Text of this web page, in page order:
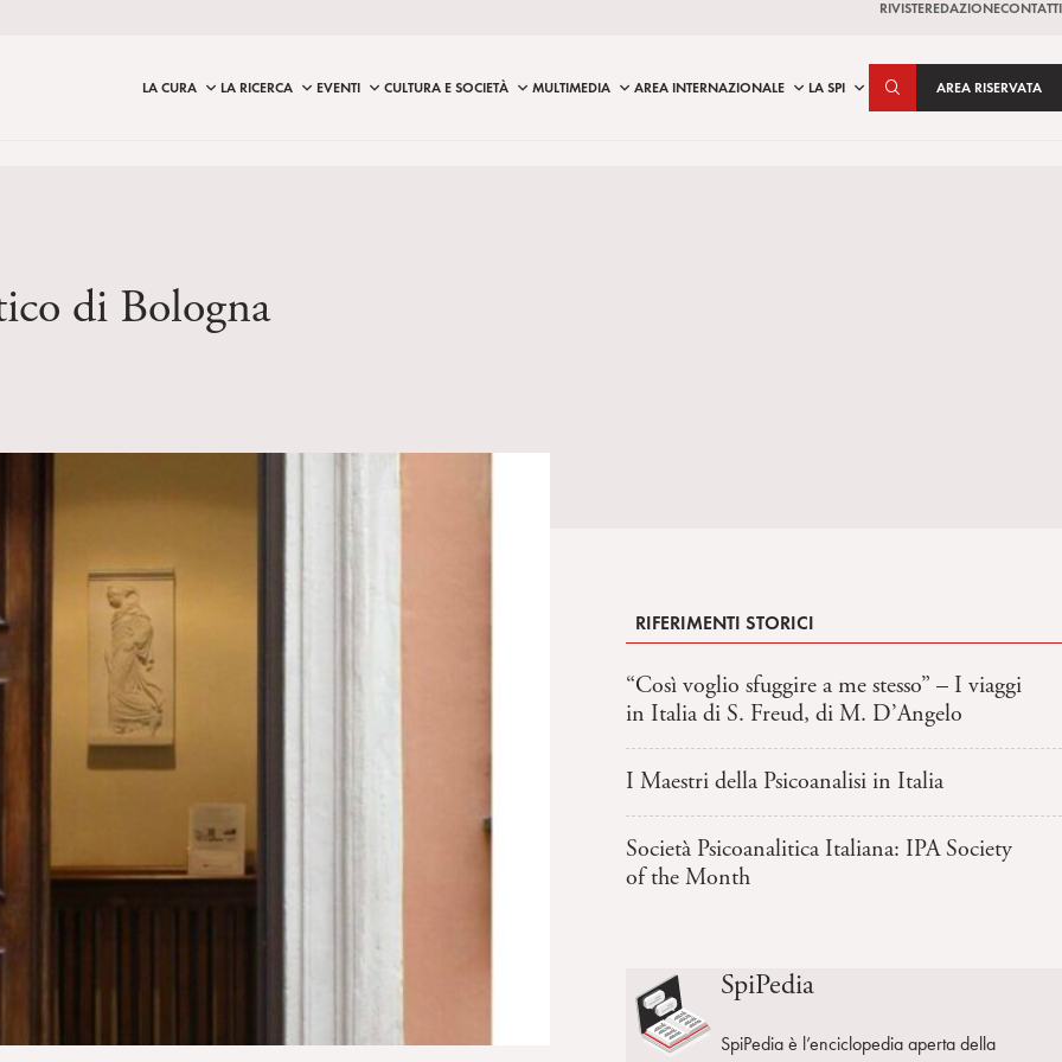
RIVISTEREDAZIONECONTATTI
LA CURA LA RICERCA EVENTI CULTURA E SOCIETÀ MULTIMEDIA AREA INTERNAZIONALE LA SPI AREA RISERVATA
di Bologna
RIFERIMENTI STORICI
“Così voglio sfuggire a me stesso” – I viaggi
in Italia di S. Freud, di M. D’Angelo
I Maestri della Psicoanalisi in Italia
Società Psicoanalitica Italiana: IPA Society
of the Month
SpiPedia
SpiPedia è l’enciclopedia aperta della